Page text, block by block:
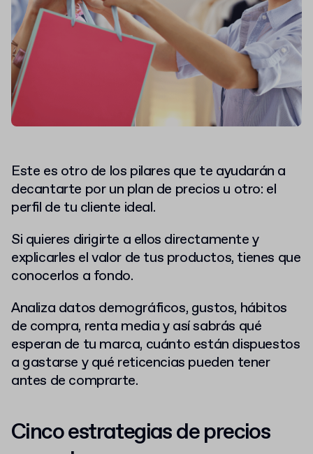
Este es otro de los pilares que te ayudarán a
decantarte por un plan de precios u otro: el
perfil de tu cliente ideal.
Si quieres dirigirte a ellos directamente y
explicarles el valor de tus productos, tienes que
conocerlos a fondo.
Analiza datos demográficos, gustos, hábitos
de compra, renta media y así sabrás qué
esperan de tu marca, cuánto están dispuestos
a gastarse y qué reticencias pueden tener
antes de comprarte.
Cinco estrategias de precios